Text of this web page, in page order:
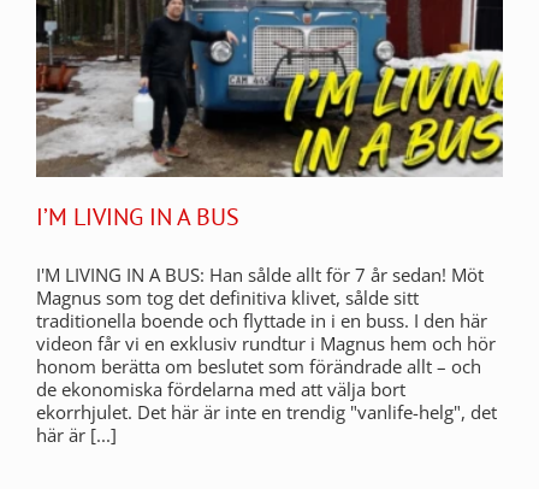
I’M LIVING IN A BUS
I'M LIVING IN A BUS: Han sålde allt för 7 år sedan! Möt
Magnus som tog det definitiva klivet, sålde sitt
traditionella boende och flyttade in i en buss. I den här
videon får vi en exklusiv rundtur i Magnus hem och hör
honom berätta om beslutet som förändrade allt – och
de ekonomiska fördelarna med att välja bort
ekorrhjulet. Det här är inte en trendig "vanlife-helg", det
här är [...]